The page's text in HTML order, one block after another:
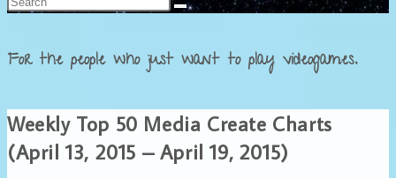
For the people who just want to play videogames.
Weekly Top 50 Media Create Charts
(April 13, 2015 – April 19, 2015)